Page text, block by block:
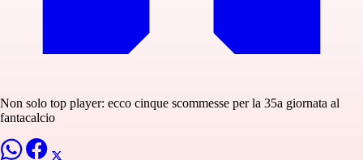
Non solo top player: ecco cinque scommesse per la 35a giornata al
fantacalcio